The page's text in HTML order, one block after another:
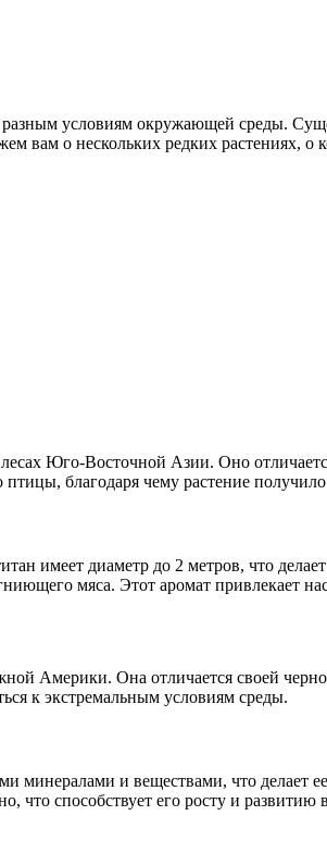
условиям окружающей среды.
вам о нескольких редких растениях,
Юго-Восточной Азии. Оно
благодаря чему растение получило
имеет диаметр до 2 метров, что
мяса. Этот аромат привлекает
Америки. Она отличается своей
к экстремальным условиям среды.
минералами и веществами, что
что способствует его росту и развитию